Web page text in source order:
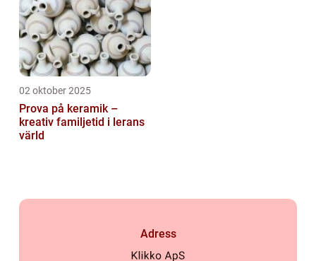
02 oktober 2025
Prova på keramik –
kreativ familjetid i lerans
värld
Adress